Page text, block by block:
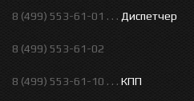
8 (499) 553-61-01 . . . Диспетчер
8 (499) 553-61-02
8 (499) 553-61-10 . . . КПП